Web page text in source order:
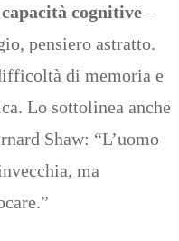
cognitive –
pensiero astratto.
di memoria e
Lo sottolinea anche
Shaw: “L’uomo
ma